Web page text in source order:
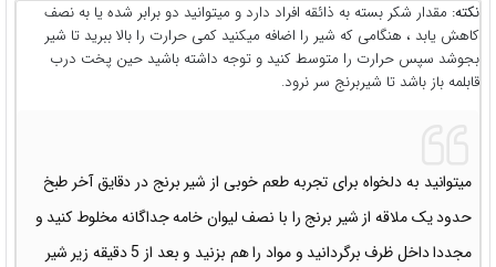
نکته: مقدار شکر بسته به ذائقه افراد دارد و میتوانید دو برابر شده یا به نصف
کاهش یابد ، هنگامی که شیر را اضافه میکنید کمی حرارت را بالا ببرید تا شیر
بجوشد سپس حرارت را متوسط کنید و توجه داشته باشید حین پخت درب
قابلمه باز باشد تا شیربرنج سر نرود.
میتوانید به دلخواه برای تجربه طعم خوبی از شیر برنج در دقایق آخر طبخ
حدود یک ملاقه از شیر برنج را با نصف لیوان خامه جداگانه مخلوط کنید و
مجددا داخل ظرف برگردانید و مواد را هم بزنید و بعد از 5 دقیقه زیر شیر